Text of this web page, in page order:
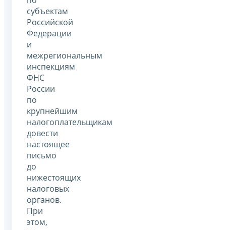
субъектам
Российской
Федерации
и
межрегиональным
инспекциям
ФНС
России
по
крупнейшим
налогоплательщикам
довести
настоящее
письмо
до
нижестоящих
налоговых
органов.
При
этом,